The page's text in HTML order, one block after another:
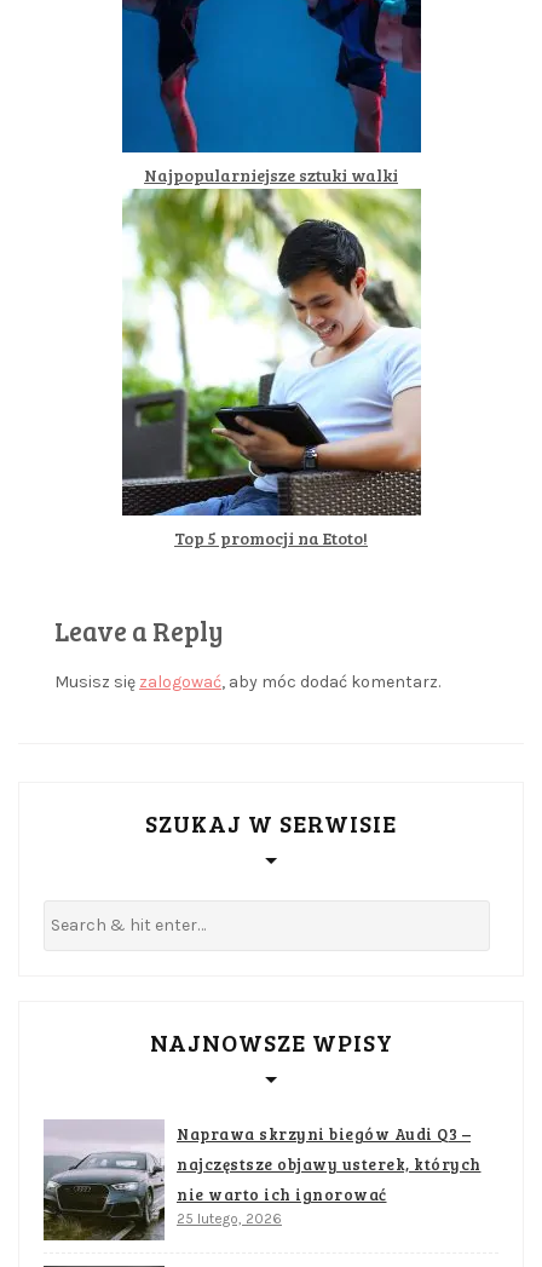
Najpopularniejsze sztuki walki
Top 5 promocji na Etoto!
Leave a Reply
Musisz się zalogować, aby móc dodać komentarz.
SZUKAJ W SERWISIE
NAJNOWSZE WPISY
Naprawa skrzyni biegów Audi Q3 –
najczęstsze objawy usterek, których
nie warto ich ignorować
25 lutego, 2026